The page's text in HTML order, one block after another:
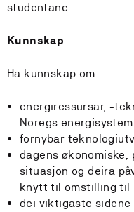
studentane:
Kunnskap
Ha kunnskap om
energiressursar, -
Noregs energisystem
fornybar
dagens
situasjon og deira
knytt til omstilling til
dei viktigaste sidene